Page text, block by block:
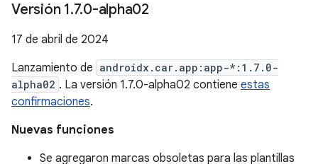
Versión 1.7.0-alpha02
17 de abril de 2024
Lanzamiento de androidx.car.app:app-*:1.7.0-
alpha02 . La versión 1.7.0-alpha02 contiene estas
confirmaciones.
Nuevas funciones
Se agregaron marcas obsoletas para las plantillas